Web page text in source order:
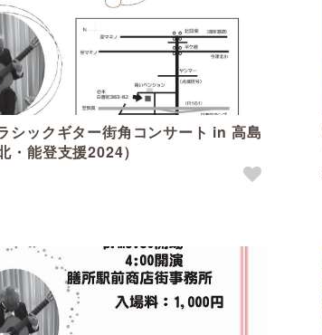
シックギター街角コンサート in 高島
・能登支援2024）